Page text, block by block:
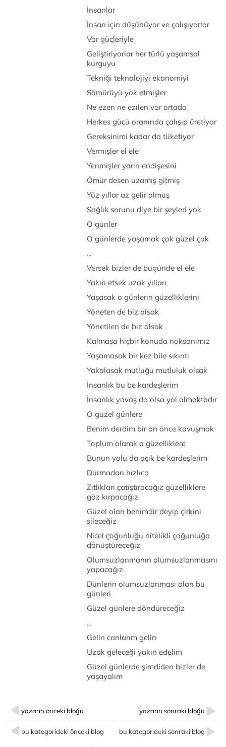
İnsanlar
İnsan için düşünüyor ve çalışıyorlar
Var güçleriyle
Geliştiriyorlar her türlü yaşamsal
kurguyu
Tekniği teknolojiyi ekonomiyi
Sömürüyü yok etmişler
Ne ezen ne ezilen var ortada
Herkes gücü oranında çalışıp üretiyor
Gereksinimi kadar da tüketiyor
Vermişler el ele
Yenmişler yarın endişesini
Ömür desen uzamış gitmiş
Yüz yıllar az gelir olmuş
Sağlık sorunu diye bir şeyleri yok
O günler
O günlerde yaşamak çok güzel çok
...
Versek bizler de bugünde el ele
Yakın etsek uzak yılları
Yaşasak o günlerin güzelliklerini
Yöneten de biz olsak
Yönetilen de biz olsak
Kalmasa hiçbir konuda noksanımız
Yaşamasak bir kez bile sıkıntı
Yakalasak mutluğu mutluluk olsak
İnsanlık bu be kardeşlerim
İnsanlık yavaş da olsa yol almaktadır
O güzel günlere
Benim derdim bir an önce kavuşmak
Toplum olarak o güzelliklere
Bunun yolu da açık be kardeşlerim
Durmadan hızlıca
Zıtlıkları çatıştıracağız güzelliklere
göz kırpacağız
Güzel olan benimdir deyip çirkini
sileceğiz
Nicel çoğunluğu nitelikli çoğunluğa
dönüştüreceğiz
Olumsuzlanmanın olumsuzlanmasını
yapacağız
Dünlerin olumsuzlanması olan bu
günleri
Güzel günlere döndüreceğiz
...
Gelin canlarım gelin
Uzak geleceği yakın edelim
Güzel günlerde şimdiden bizler de
yaşayalım
yazarın önceki bloğu yazarın sonraki bloğu
bu kategorideki önceki blog bu kategorideki sonraki blog